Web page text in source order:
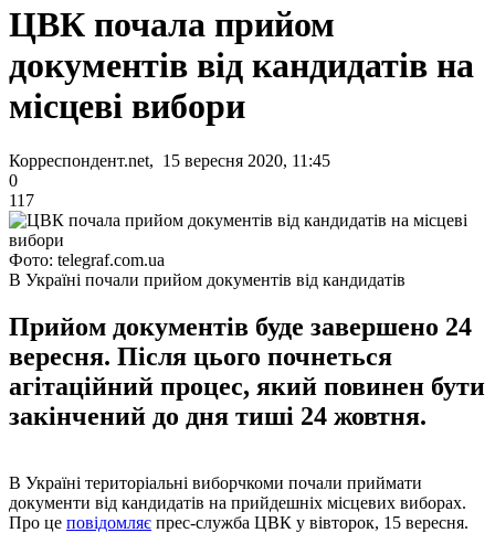
ЦВК почала прийом
документів від кандидатів на
місцеві вибори
Корреспондент.net, 15 вересня 2020, 11:45
0
117
Фото: telegraf.com.ua
В Україні почали прийом документів від кандидатів
Прийом документів буде завершено 24
вересня. Після цього почнеться
агітаційний процес, який повинен бути
закінчений до дня тиші 24 жовтня.
В Україні територіальні виборчкоми почали приймати
документи від кандидатів на прийдешніх місцевих виборах.
Про це повідомляє прес-служба ЦВК у вівторок, 15 вересня.